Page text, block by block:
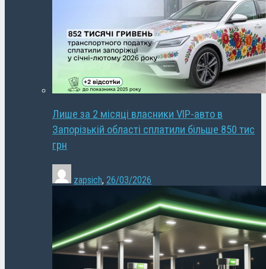
Лише за 2 місяці власники VIP-авто в
Запорізькій області сплатили більше 850 тис
грн
zapsich, 26/03/2026